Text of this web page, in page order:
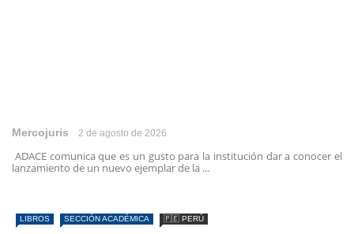
Mercojuris 2 de agosto de 2026
ADACE comunica que es un gusto para la institución dar a conocer el
lanzamiento de un nuevo ejemplar de la ...
LIBROS SECCIÓN ACADÉMICA 🇵🇪 PERÚ